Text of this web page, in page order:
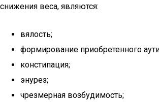
снижения веса, являются:
вялость;
формирование приобретенного
констипация;
энурез;
чрезмерная возбудимость;